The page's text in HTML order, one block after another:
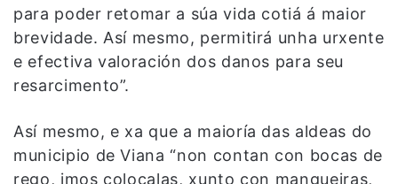
para poder retomar a súa vida cotiá á maior
brevidade. Así mesmo, permitirá unha urxente
e efectiva valoración dos danos para seu
resarcimento”.
Así mesmo, e xa que a maioría das aldeas do
municipio de Viana “non contan con bocas de
rego, imos colocalas, xunto con mangueiras,